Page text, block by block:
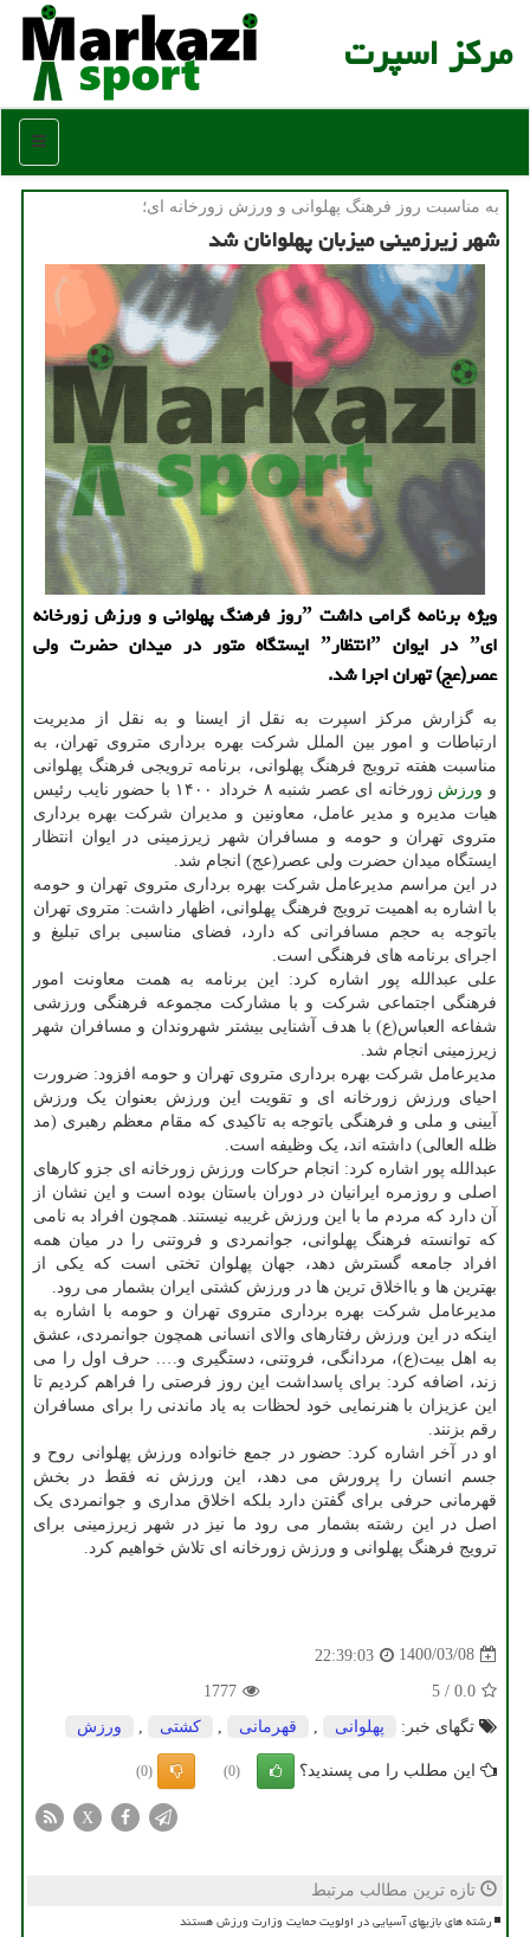
مركز اسپرت
منو
به مناسبت روز فرهنگ پهلوانی و ورزش زورخانه ای؛
شهر زیرزمینی میزبان پهلوانان شد
ویژه برنامه گرامی داشت ˮروز فرهنگ پهلوانی و ورزش زورخانه
ایˮ در ایوان ˮانتظارˮ ایستگاه متور در میدان حضرت ولی
عصر(عج) تهران اجرا شد.
به گزارش مرکز اسپرت به نقل از ایسنا و به نقل از مدیریت
ارتباطات و امور بین الملل شرکت بهره برداری متروی تهران، به
مناسبت هفته ترویج فرهنگ پهلوانی، برنامه ترویجی فرهنگ پهلوانی
و ورزش
زورخانه ای عصر شنبه ۸ خرداد ۱۴۰۰ با حضور نایب رئیس
هیات مدیره و مدیر عامل، معاونین و مدیران شرکت بهره برداری
متروی تهران و حومه و مسافران شهر زیرزمینی در ایوان انتظار
ایستگاه میدان حضرت ولی عصر(عج) انجام شد.
در این مراسم مدیرعامل شرکت بهره برداری متروی تهران و حومه
با اشاره به اهمیت ترویج فرهنگ پهلوانی، اظهار داشت: متروی تهران
باتوجه به حجم مسافرانی که دارد، فضای مناسبی برای تبلیغ و
اجرای برنامه های فرهنگی است.
علی عبدالله پور اشاره کرد: این برنامه به همت معاونت امور
فرهنگی اجتماعی شرکت و با مشارکت مجموعه فرهنگی ورزشی
شفاعه العباس(ع) با هدف آشنایی بیشتر شهروندان و مسافران شهر
زیرزمینی انجام شد.
مدیرعامل شرکت بهره برداری متروی تهران و حومه افزود: ضرورت
احیای ورزش زورخانه ای و تقویت این ورزش بعنوان یک ورزش
آیینی و ملی و فرهنگی باتوجه به تاکیدی که مقام معظم رهبری (مد
ظله العالی) داشته اند، یک وظیفه است.
عبدالله پور اشاره کرد: انجام حرکات ورزش زورخانه ای جزو کارهای
اصلی و روزمره ایرانیان در دوران باستان بوده است و این نشان از
آن دارد که مردم ما با این ورزش غریبه نیستند. همچون افراد به نامی
که توانسته فرهنگ پهلوانی، جوانمردی و فروتنی را در میان همه
افراد جامعه گسترش دهد، جهان پهلوان تختی است که یکی از
بهترین ها و بااخلاق ترین ها در ورزش کشتی ایران بشمار می رود.
مدیرعامل شرکت بهره برداری متروی تهران و حومه با اشاره به
اینکه در این ورزش رفتارهای والای انسانی همچون جوانمردی، عشق
به اهل بیت(ع)، مردانگی، فروتنی، دستگیری و…. حرف اول را می
زند، اضافه کرد: برای پاسداشت این روز فرصتی را فراهم کردیم تا
این عزیزان با هنرنمایی خود لحظات به یاد ماندنی را برای مسافران
رقم بزنند.
او در آخر اشاره کرد: حضور در جمع خانواده ورزش پهلوانی روح و
جسم انسان را پرورش می دهد، این ورزش نه فقط در بخش
قهرمانی حرفی برای گفتن دارد بلکه اخلاق مداری و جوانمردی یک
اصل در این رشته بشمار می رود ما نیز در شهر زیرزمینی برای
ترویج فرهنگ پهلوانی و ورزش زورخانه ای تلاش خواهیم کرد.
1400/03/08
22:39:03
0.0
/
5
1777
تگهای خبر:
پهلوانی قهرمانی كشتی ورزش
این مطلب را می پسندید؟ (0)
(0)
X
تازه ترین مطالب مرتبط
رشته های بازیهای آسیایی در اولویت حمایت وزارت ورزش هستند